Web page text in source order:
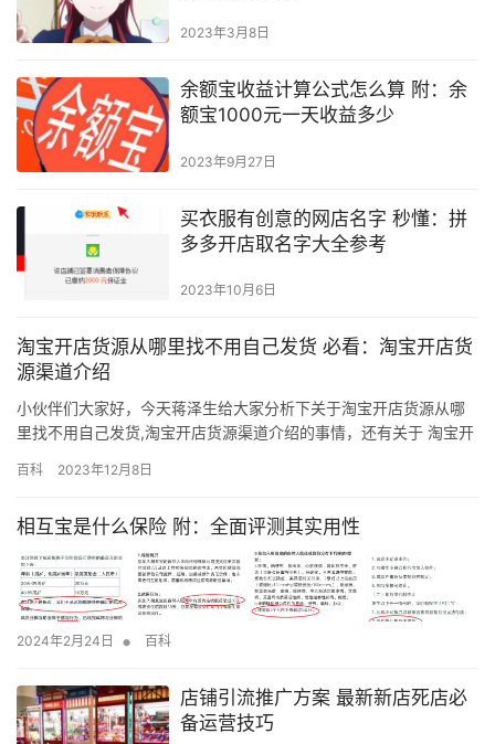
2023年3月8日
余额宝收益计算公式怎么算 附：余
额宝1000元一天收益多少
2023年9月27日
买衣服有创意的网店名字 秒懂：拼
多多开店取名字大全参考
2023年10月6日
淘宝开店货源从哪里找不用自己发货 必看：淘宝开店货
源渠道介绍
小伙伴们大家好，今天蒋泽生给大家分析下关于淘宝开店货源从哪
里找不用自己发货,淘宝开店货源渠道介绍的事情，还有关于 淘宝开
文章对你能有一定的帮助！ 在开淘宝店除非是你卖虚拟商品，要不
这一货源，实际上找货源的方式還是挺多的，大致分成三类，想掌
握的盆…
百科 2023年12月8日
相互宝是什么保险 附：全面评测其实用性
2024年2月24日 • 百科
店铺引流推广方案 最新新店死店必
备运营技巧